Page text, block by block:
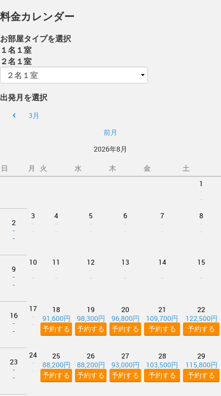
料金カレンダー
お部屋タイプを選択
１名１室
２名１室
出発月を選択
3月
前月
2026年8月
日 月 火 水 木 金
土
1
-
-
2
-
-
3
-
-
4
-
-
5
-
-
6
-
-
7
-
-
8
-
-
9
-
-
10
-
-
11
-
-
12
-
-
13
-
-
14
-
-
15
-
-
16
-
-
17
-
-
18
91,600円
予約する
19
98,300円
予約する
20
96,800円
予約する
21
109,700円
予約する
22
122,500円
予約する
23
-
-
24
-
-
25
88,200円
予約する
26
88,200円
予約する
27
93,000円
予約する
28
103,500円
予約する
29
115,800円
予約する